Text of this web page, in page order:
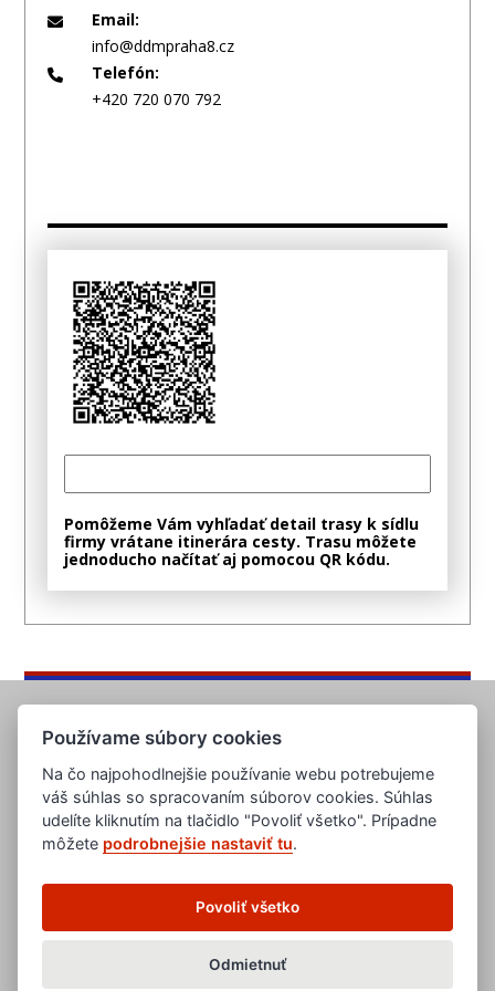
Email:
info@ddmpraha8.cz
Telefón:
+420 720 070 792
Pomôžeme Vám vyhľadať detail trasy k sídlu
firmy vrátane itinerára cesty. Trasu môžete
jednoducho načítať aj pomocou QR kódu.
www.evropska-databanka.cz
www.edb.eu
www.poptavka.net
www.nabidka.net
www.14000.cz
Používame súbory cookies
Na čo najpohodlnejšie používanie webu potrebujeme
váš súhlas so spracovaním súborov cookies. Súhlas
udelíte kliknutím na tlačidlo "Povoliť všetko". Prípadne
môžete podrobnejšie nastaviť tu.
Povoliť všetko
Odmietnuť